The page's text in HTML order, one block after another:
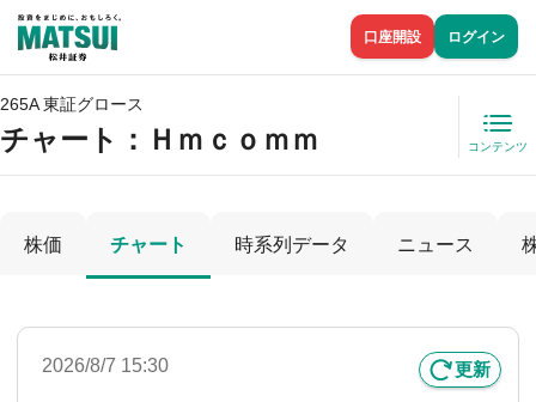
口座開設 ログイン
265A 東証グロース
チャート： Ｈｍｃｏｍｍ コンテンツ
株価 チャート 時系列データ ニュース
2026/8/7 15:30 更新